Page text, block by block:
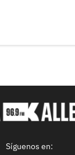
Síguenos en: